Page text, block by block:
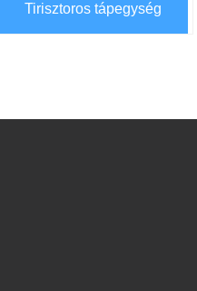
Tirisztoros tápegység